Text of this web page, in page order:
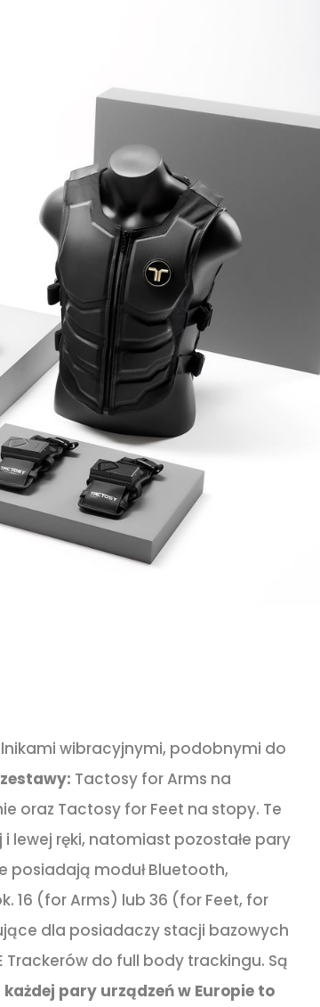
wibracyjnymi, podobnymi do
Tactosy for Arms na
oraz Tactosy for Feet na stopy. Te
lewej ręki, natomiast pozostałe pary
posiadają moduł Bluetooth,
16 (for Arms) lub 36 (for Feet, for
dla posiadaczy stacji bazowych
Trackerów do full body trackingu. Są
każdej pary urządzeń w Europie to